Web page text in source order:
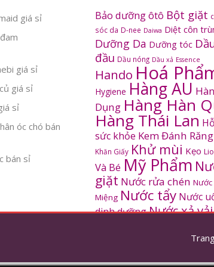
giá sỉ
giá sỉ
giá sỉ
sỉ
óc chó bán
bán sỉ
Bảo dưỡng ôtô Bột giặt
sóc da D-nee Daiwa Diệt côn
Dưỡng Da Dưỡng tóc
đầu Dầu nóng Dầu xả Essence
Hando Hoá
Hygiene Hàng AU
Dụng Hàng Hàn
Hàng Thái Lan
sức khỏe Kem Đánh Răng
Khăn Giấy Khử mùi Kẹo
Và Bé Mỹ Phẩm
giặt Nước rửa chén Nước
Miệng Nước tẩy Nước
dinh dưỡngNước xả vải
Sâm Hàn Quốc